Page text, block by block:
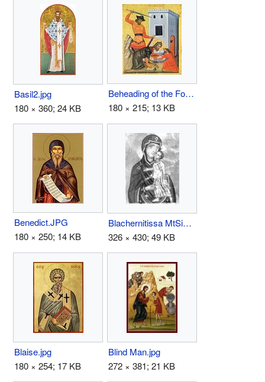
Basil2.jpg
180 × 360; 24 KB
Beheading of the Forerunner.jpg
180 × 215; 13 KB
Benedict.JPG
180 × 250; 14 KB
Blachernitissa MtSinai.jpg
326 × 430; 49 KB
Blaise.jpg
180 × 254; 17 KB
Blind Man.jpg
272 × 381; 21 KB